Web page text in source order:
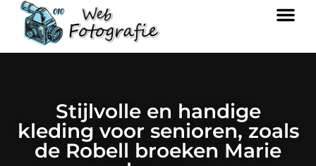
Stijlvolle en handige
kleding voor senioren, zoals
de Robell broeken Marie